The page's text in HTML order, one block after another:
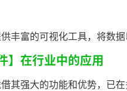
供丰富的可视化工具，将数
】在行业中的应用
借其强大的功能和优势，已